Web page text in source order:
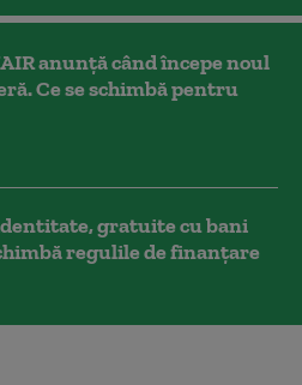
anunță când începe noul
Ce se schimbă pentru
gratuite cu bani
regulile de finanțare